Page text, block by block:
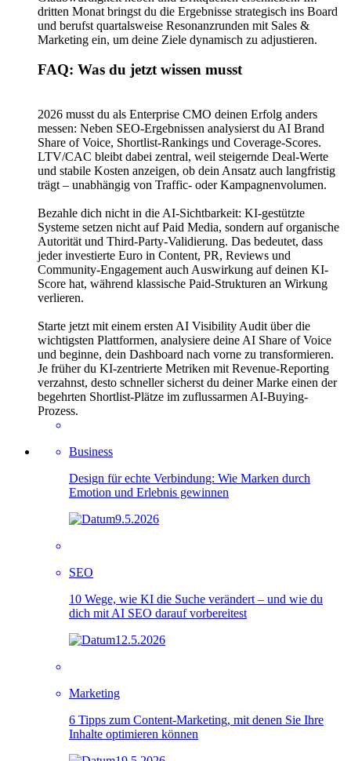
dritten Monat bringst du die Ergebnisse strategisch ins Board
und berufst quartalsweise Resonanzrunden mit Sales &
Marketing ein, um deine Ziele dynamisch zu adjustieren.
FAQ: Was du jetzt wissen musst
2026 musst du als Enterprise CMO deinen Erfolg anders
messen: Neben SEO-Ergebnissen analysierst du AI Brand
Share of Voice, Shortlist-Rankings und Coverage-Scores.
LTV/CAC bleibt dabei zentral, weil steigernde Deal-Werte
und stabile Kosten anzeigen, ob dein Ansatz auch langfristig
trägt – unabhängig von Traffic- oder Kampagnenvolumen.
Bezahle dich nicht in die AI-Sichtbarkeit: KI-gestützte
Systeme setzen nicht auf Paid Media, sondern auf organische
Autorität und Third-Party-Validierung. Das bedeutet, dass
jeder investierte Euro in Content, PR, Reviews und
Community-Engagement auch Auswirkung auf deinen KI-
Score hat, während klassische Paid-Strukturen an Wirkung
verlieren.
Starte jetzt mit einem ersten AI Visibility Audit über die
wichtigsten Plattformen, analysiere deine AI Share of Voice
und beginne, dein Dashboard nach vorne zu transformieren.
Je früher du KI-zentrierte Metriken mit Revenue-Reporting
verzahnst, desto schneller sicherst du deiner Marke einen der
begehrten Shortlist-Plätze im zuflussarmen AI-Buying-
Prozess.
Business
Design für echte Verbindung: Wie Marken durch
Emotion und Erlebnis gewinnen
9.5.2026
SEO
10 Wege, wie KI die Suche verändert – und wie du
dich mit AI SEO darauf vorbereitest
12.5.2026
Marketing
6 Tipps zum Content-Marketing, mit denen Sie Ihre
Inhalte optimieren können